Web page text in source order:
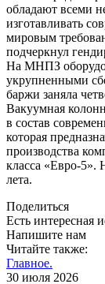
обладают всеми
изготавливать
мировым
подчеркнул
На МНПЗ
укрупненными
баржи заняла
Вакуумная
в состав
которая
производства
класса
лета.
Поделиться
Есть интересная
Напишите нам
Читайте также:
Главное.
30 июля 2026